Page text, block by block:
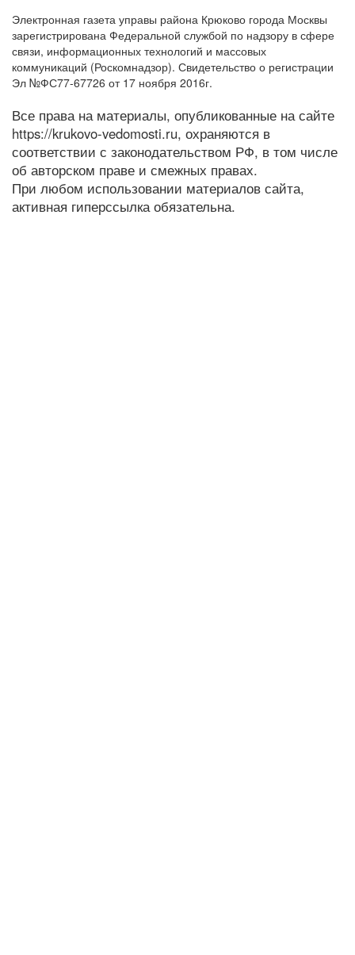
Электронная газета управы района Крюково города Москвы
зарегистрирована Федеральной службой по надзору в сфере
связи, информационных технологий и массовых
коммуникаций (Роскомнадзор). Свидетельство о регистрации
Эл №ФС77-67726 от 17 ноября 2016г.
Все права на материалы, опубликованные на сайте
https://krukovo-vedomosti.ru, охраняются в
соответствии с законодательством РФ, в том числе
об авторском праве и смежных правах.
При любом использовании материалов сайта,
активная гиперссылка обязательна.